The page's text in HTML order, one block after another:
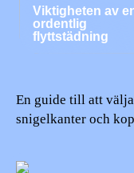
Viktigheten av
ordentlig
flyttstädning
En guide till att
snigelkanter och